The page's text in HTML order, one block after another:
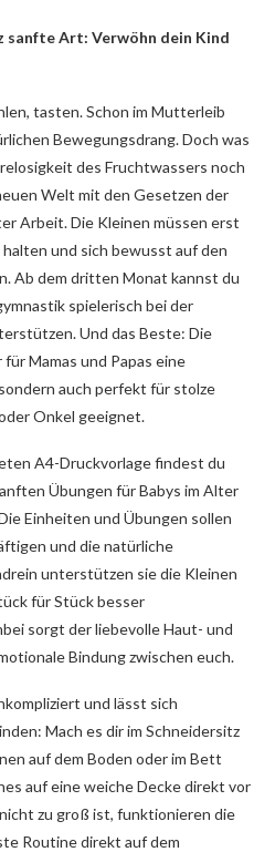
sanfte Art: Verwöhn dein Kind
tasten. Schon im Mutterleib
Bewegungsdrang. Doch was
des Fruchtwassers noch
Welt mit den Gesetzen der
Arbeit. Die Kleinen müssen erst
und sich bewusst auf den
Ab dem dritten Monat kannst du
spielerisch bei der
Und das Beste: Die
Mamas und Papas eine
auch perfekt für stolze
Onkel geeignet.
A4-Druckvorlage findest du
Übungen für Babys im Alter
Einheiten und Übungen sollen
und die natürliche
unterstützen sie die Kleinen
für Stück besser
sorgt der liebevolle Haut- und
Bindung zwischen euch.
und lässt sich
Mach es dir im Schneidersitz
auf dem Boden oder im Bett
auf eine weiche Decke direkt vor
zu groß ist, funktionieren die
Routine direkt auf dem